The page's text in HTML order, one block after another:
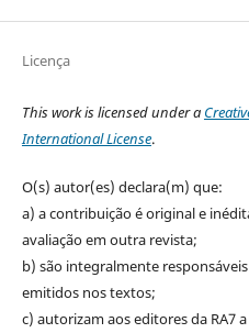
Licença
This work is licensed under a
International License.
O(s) autor(es) declara(m) que:
a) a contribuição é original e
avaliação em outra revista;
b) são integralmente
emitidos nos textos;
c) autorizam aos editores da RA7